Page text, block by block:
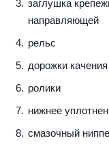
заглушка
направляющей
рельс
дорожки качения
ролики
нижнее
смазочный